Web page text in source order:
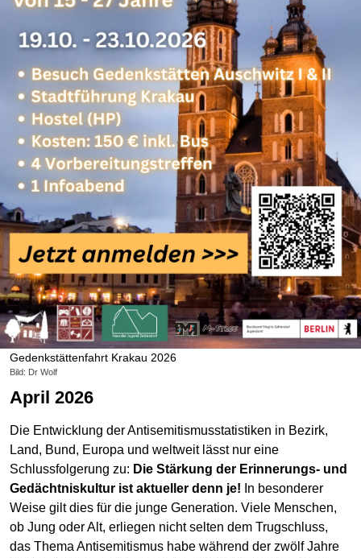
Gedenkstättenfahrt Krakau 2026
Bild: Dr Wolf
April 2026
Die Entwicklung der Antisemitismusstatistiken in Bezirk,
Land, Bund, Europa und weltweit lässt nur eine
Schlussfolgerung zu: Die Stärkung der Erinnerungs- und
Gedächtniskultur ist aktueller denn je! In besonderer
Weise gilt dies für die junge Generation. Viele Menschen,
ob Jung oder Alt, erliegen nicht selten dem Trugschluss,
das Thema Antisemitismus habe während der zwölf Jahre